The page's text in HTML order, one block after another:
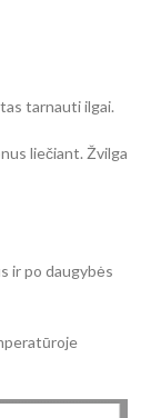
tarnauti ilgai.
liečiant. Žvilga
ir po daugybės